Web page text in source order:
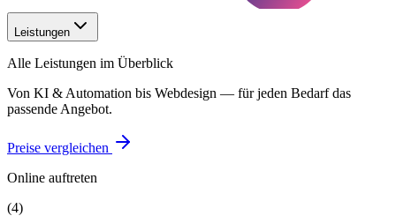
Leistungen
Alle Leistungen im Überblick
Von KI & Automation bis Webdesign — für jeden Bedarf das
passende Angebot.
Preise vergleichen
Online auftreten
(4)